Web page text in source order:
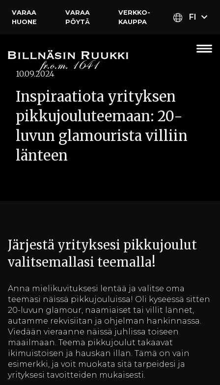
VARAA
HUONE
VARAA
PÖYTÄ
VERKKO­
KAUPPA
FI
10.09.2024
Inspiraatiota yrityksen
pikkujouluteemaan: 20-
luvun glamourista villiin
länteen
Järjestä yrityksesi pikkujoulut
valitsemallasi teemalla!
Anna mielikuvituksesi lentää ja valitse oma
teemasi näissä pikkujouluissa! Oli kyseessä sitten
20-luvun glamour, naamiaiset tai villit lännet,
autamme rekvisiitan ja ohjelman hankinnassa.
Viedään vieraanne näissä juhlissa toiseen
maailmaan. Teema pikkujoulut takaavat
ikimuistoisen ja hauskan illan. Tämä on vain
esimerkki, ja voit muokata sitä tarpeidesi ja
yrityksesi tavoitteiden mukaisesti.